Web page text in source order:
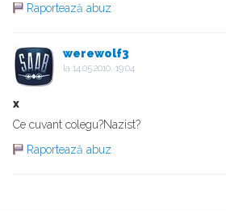
Raportează abuz
werewolf3
la 14.05.2010, 19:04
x
Ce cuvant colegu?Nazist?
Raportează abuz